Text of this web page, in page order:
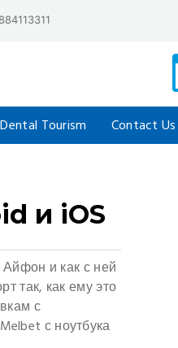
Dental Tourism Contact Us
и iOS
и как с ней
так, как ему это
с
с ноутбука